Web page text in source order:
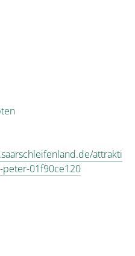
attrakti
peter-01f90ce120